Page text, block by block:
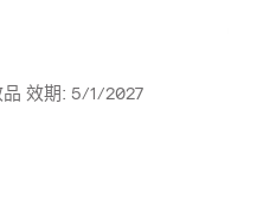
效期: 5/1/2027